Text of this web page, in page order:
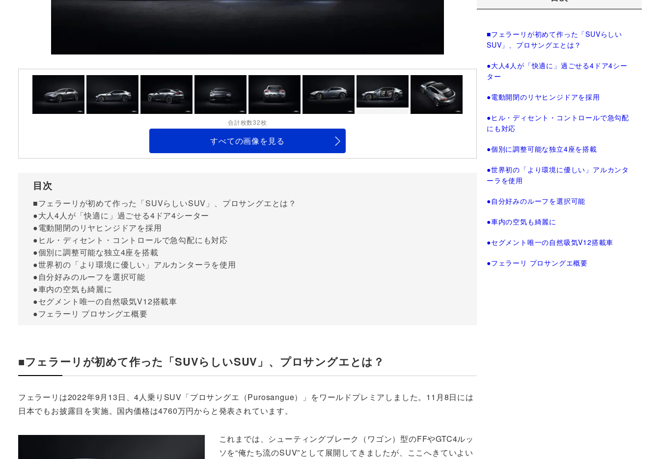
合計枚数32枚
すべての画像を見る
目次
■フェラーリが初めて作った「SUVらしいSUV」、プロサングエとは？
●大人4人が「快適に」過ごせる4ドア4シーター
●電動開閉のリヤヒンジドアを採用
●ヒル・ディセント・コントロールで急勾配にも対応
●個別に調整可能な独立4座を搭載
●世界初の「より環境に優しい」アルカンターラを使用
●自分好みのルーフを選択可能
●車内の空気も綺麗に
●セグメント唯一の自然吸気V12搭載車
●フェラーリ プロサングエ概要
■フェラーリが初めて作った「SUVらしいSUV」、プロサングエとは？
フェラーリは2022年9月13日、4人乗りSUV「プロサングエ（Purosangue）」をワールドプレミアしました。11月8日には
日本でもお披露目を実施。国内価格は4760万円からと発表されています。
これまでは、シューティングブレーク（ワゴン）型のFFやGTC4ルッ
ソを“俺たち流のSUV”として展開してきましたが、ここへきていよい
■フェラーリが初めて作った「SUVらしい
SUV」、プロサングエとは？
●大人4人が「快適に」過ごせる4ドア4シー
ター
●電動開閉のリヤヒンジドアを採用
●ヒル・ディセント・コントロールで急勾配
にも対応
●個別に調整可能な独立4座を搭載
●世界初の「より環境に優しい」アルカンタ
ーラを使用
●自分好みのルーフを選択可能
●車内の空気も綺麗に
●セグメント唯一の自然吸気V12搭載車
●フェラーリ プロサングエ概要